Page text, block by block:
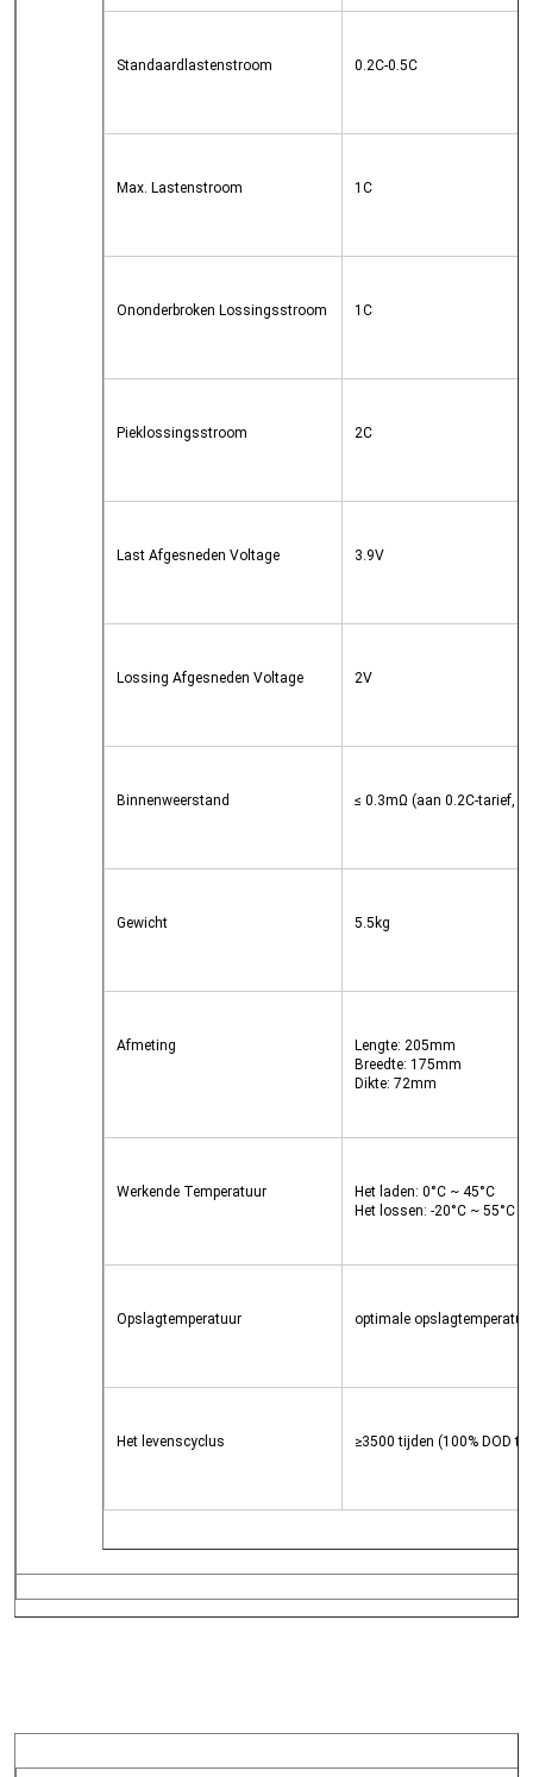
Standaardlastenstroom 0.2C-0.5C
Max. Lastenstroom 1C
Ononderbroken Lossingsstroom 1C
Pieklossingsstroom 2C
Last Afgesneden Voltage 3.9V
Lossing Afgesneden Voltage 2V
Binnenweerstand ≤ 0.3mΩ (aan 0.2C-tarief,
Gewicht 5.5kg
Afmeting
Lengte: 205mm
Breedte: 175mm
Dikte: 72mm
Werkende Temperatuur
Het laden: 0°C ~ 45°C
Het lossen: -20°C ~ 55°C
Opslagtemperatuur optimale
Het levenscyclus ≥3500 tijden (100% DOD